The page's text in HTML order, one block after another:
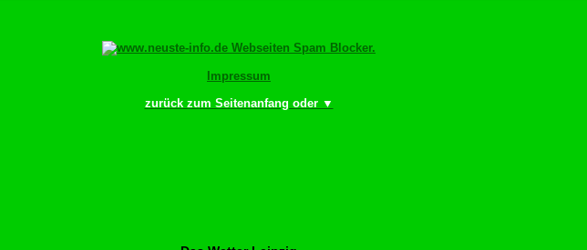
Impressum
zurück zum Seitenanfang oder ▼